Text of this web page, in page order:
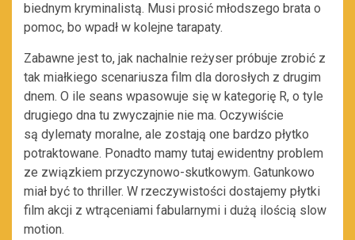
biednym kryminalistą. Musi prosić młodszego brata o
pomoc, bo wpadł w kolejne tarapaty.
Zabawne jest to, jak nachalnie reżyser próbuje zrobić z
tak miałkiego scenariusza film dla dorosłych z drugim
dnem. O ile seans wpasowuje się w kategorię R, o tyle
drugiego dna tu zwyczajnie nie ma. Oczywiście
są dylematy moralne, ale zostają one bardzo płytko
potraktowane. Ponadto mamy tutaj ewidentny problem
ze związkiem przyczynowo-skutkowym. Gatunkowo
miał być to thriller. W rzeczywistości dostajemy płytki
film akcji z wtrąceniami fabularnymi i dużą ilością slow
motion.